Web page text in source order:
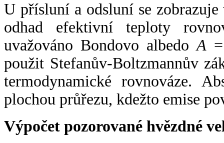
U přísluní a odsluní se
odhad efektivní teploty
uvažováno Bondovo albedoA
použit Stefanův-Boltzmannův
termodynamické rovnováze.
plochou průřezu, kdežto emise
Výpočet pozorované hvězdné